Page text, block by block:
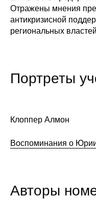
Отражены мнения
антикризисной
региональных
Портреты
Клоппер Алмон
Воспоминания о
Авторы